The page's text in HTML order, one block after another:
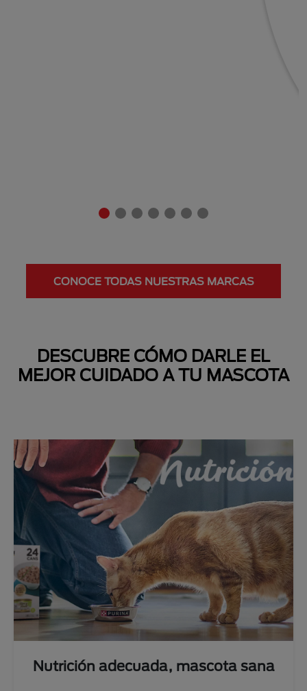
Next
CONOCE TODAS NUESTRAS MARCAS
DESCUBRE CÓMO DARLE EL
MEJOR CUIDADO A TU MASCOTA
Nutrición adecuada, mascota sana